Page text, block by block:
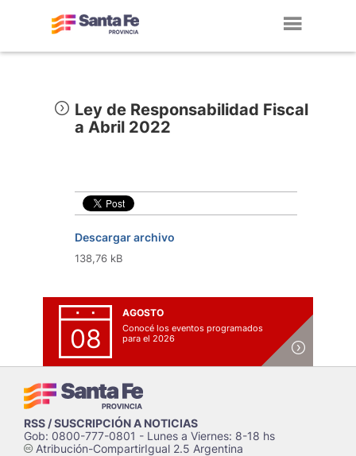
Ley de Responsabilidad Fiscal
a Abril 2022
Descargar archivo
138,76 kB
08
AGOSTO
Conocé los eventos programados
para el 2026
RSS / SUSCRIPCIÓN A NOTICIAS
Gob: 0800-777-0801 - Lunes a Viernes: 8-18 hs
cAtribución-CompartirIgual 2.5 Argentina